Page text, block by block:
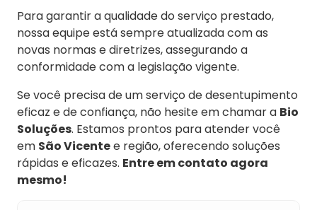
Para garantir a qualidade do serviço prestado,
nossa equipe está sempre atualizada com as
novas normas e diretrizes, assegurando a
conformidade com a legislação vigente.
Se você precisa de um serviço de desentupimento
eficaz e de confiança, não hesite em chamar a Bio
Soluções. Estamos prontos para atender você
em São Vicentee região, oferecendo soluções
rápidas e eficazes. Entre em contato agora
mesmo!